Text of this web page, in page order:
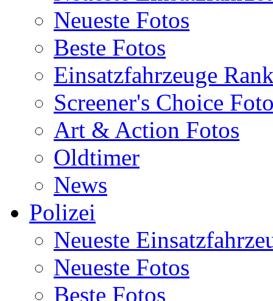
Neueste Fotos
Beste Fotos
Einsatzfahrzeuge
Screener's Choice
Art & Action Fotos
Oldtimer
News
Polizei
Neueste
Neueste Fotos
Beste Fotos